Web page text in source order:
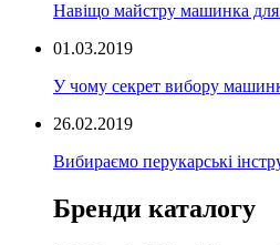
Навіщо майстру машинка для
01.03.2019
У чому секрет вибору
26.02.2019
Вибираємо перукарські
Бренди каталогу